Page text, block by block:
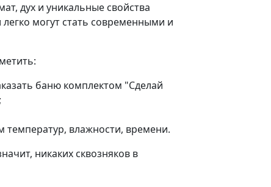
дух и уникальные свойства
могут стать современными и
баню комплектом "Сделай
температур, влажности, времени.
никаких сквозняков в